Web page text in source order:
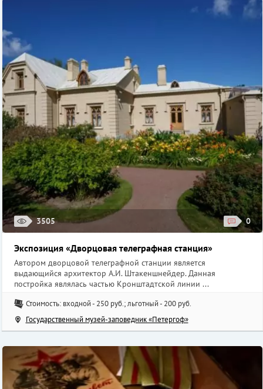
3505 0
Экспозиция «Дворцовая телеграфная станция»
Автором дворцовой телеграфной станции является
выдающийся архитектор А.И. Штакеншнейдер. Данная
постройка являлась частью Кронштадтской линии ...
Стоимость: входной - 250 руб.; льготный - 200 руб.
Государственный музей-заповедник «Петергоф»